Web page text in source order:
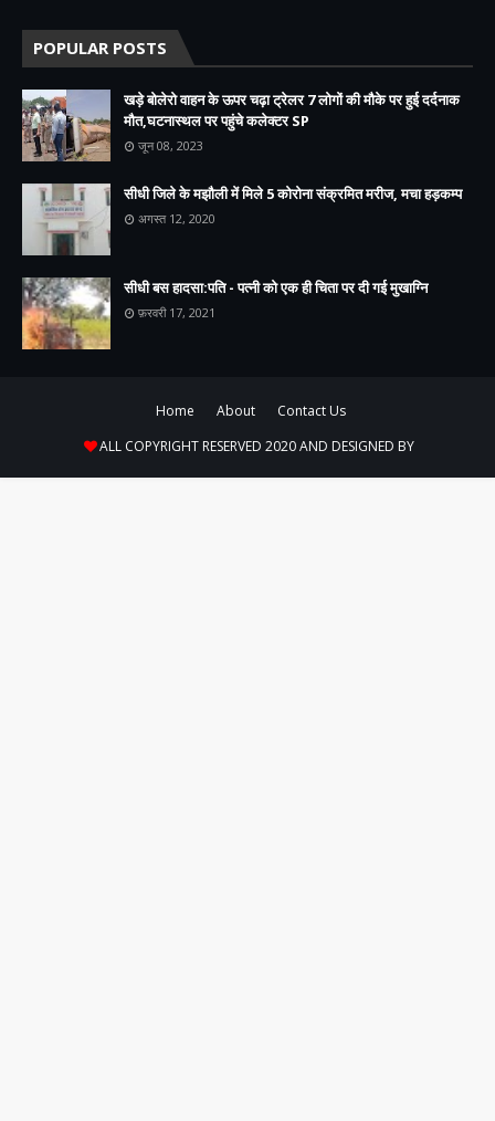
POPULAR POSTS
खड़े बोलेरो वाहन के ऊपर चढ़ा ट्रेलर 7 लोगों की मौके पर हुई दर्दनाक
मौत,घटनास्थल पर पहुंचे कलेक्टर SP
जून 08, 2023
सीधी जिले के मझौली में मिले 5 कोरोना संक्रमित मरीज, मचा हड़कम्प
अगस्त 12, 2020
सीधी बस हादसा:पति - पत्नी को एक ही चिता पर दी गई मुखाग्नि
फ़रवरी 17, 2021
Home About
Contact Us
ALL COPYRIGHT RESERVED 2020 AND DESIGNED BY